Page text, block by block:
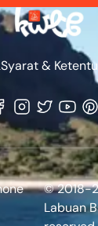
Syarat &
© 2018-
Labuan